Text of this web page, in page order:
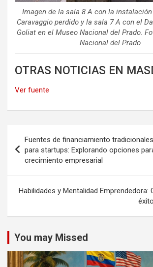
Imagen de la sala 8 A con la instalación
Caravaggio perdido y la sala 7 A con el
Goliat en el Museo Nacional del Prado.
Nacional del Prado
OTRAS NOTICIAS EN
Ver fuente
de
entradas
Fuentes de financiamiento
para startups: Explorando opciones
crecimiento empresarial
Habilidades y Mentalidad Emprendedora:
You may Missed